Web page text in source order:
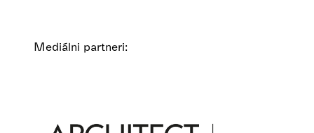
Mediálni partneri: